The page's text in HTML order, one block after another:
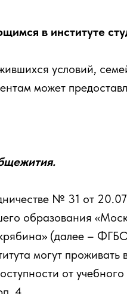
в институте
условий,
может
№ 31 от
образования
(далее –
могут
от